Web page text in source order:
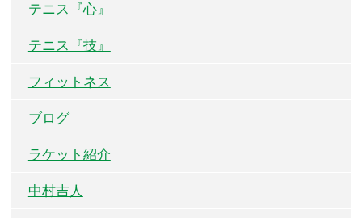
テニス『心』
テニス『技』
フィットネス
ブログ
ラケット紹介
中村吉人